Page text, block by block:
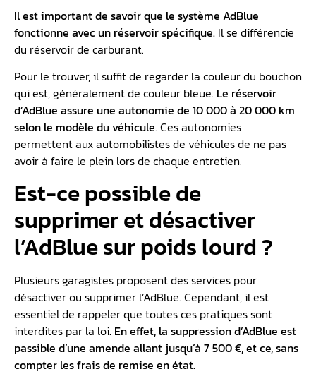
Il est important de savoir que le système AdBlue
fonctionne avec un réservoir spécifique. Il se différencie
du réservoir de carburant.
Pour le trouver, il suffit de regarder la couleur du bouchon
qui est, généralement de couleur bleue. Le réservoir
d’AdBlue assure une autonomie de 10 000 à 20 000 km
selon le modèle du véhicule. Ces autonomies
permettent aux automobilistes de véhicules de ne pas
avoir à faire le plein lors de chaque entretien.
Est-ce possible de
supprimer et désactiver
l’AdBlue sur poids lourd ?
Plusieurs garagistes proposent des services pour
désactiver ou supprimer l’AdBlue. Cependant, il est
essentiel de rappeler que toutes ces pratiques sont
interdites par la loi. En effet, la suppression d’AdBlue est
passible d’une amende allant jusqu’à 7 500 €, et ce, sans
compter les frais de remise en état.